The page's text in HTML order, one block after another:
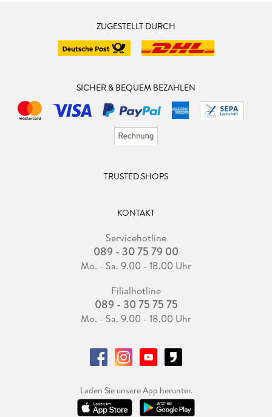
ZUGESTELLT DURCH
SICHER & BEQUEM BEZAHLEN
TRUSTED SHOPS
KONTAKT
Servicehotline
089 - 30 75 79 00
Mo. - Sa. 9.00 - 18.00 Uhr
Filialhotline
089 - 30 75 75 75
Mo. - Sa. 9.00 - 18.00 Uhr
Laden Sie unsere App herunter.